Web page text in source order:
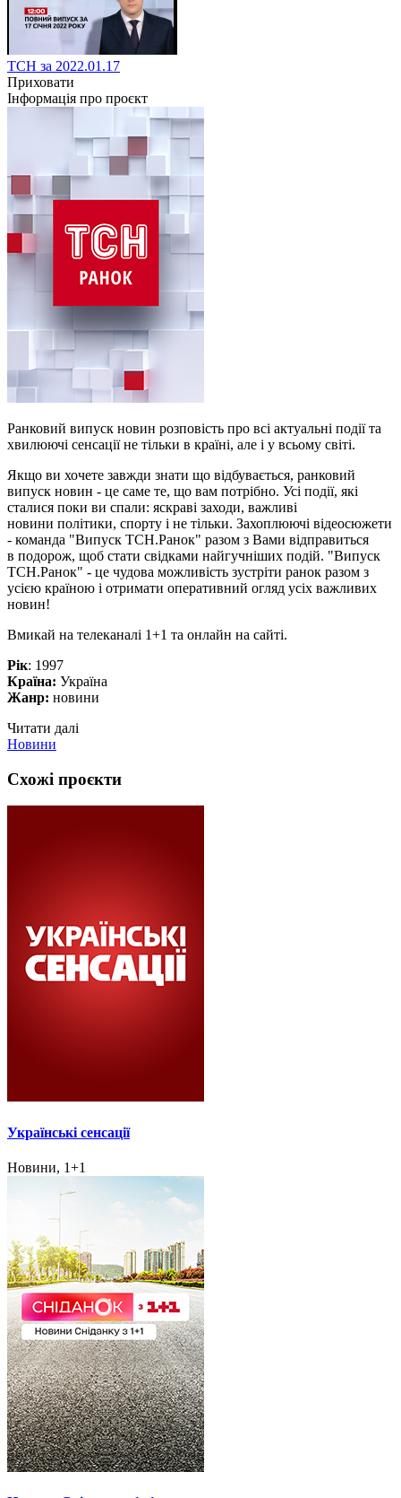
ТСН за 2022.01.17
Приховати
Інформація про проєкт
Ранковий випуск новин розповість про всі актуальні події та
хвилюючі сенсації не тільки в країні, але і у всьому світі.
Якщо ви хочете завжди знати що відбувається, ранковий
випуск новин - це саме те, що вам потрібно. Усі події, які
сталися поки ви спали: яскраві заходи, важливі
новини політики, спорту і не тільки. Захоплюючі відеосюжети
- команда "Випуск ТСН.Ранок" разом з Вами відправиться
в подорож, щоб стати свідками найгучніших подій. "Випуск
ТСН.Ранок" - це чудова можливість зустріти ранок разом з
усією країною і отримати оперативний огляд усіх важливих
новин!
Вмикай на телеканалі 1+1 та онлайн на сайті.
Рік: 1997
Країна: Україна
Жанр: новини
Читати далі
Новини
Схожі проєкти
Українські сенсації
Новини, 1+1